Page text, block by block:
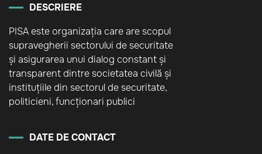
DESCRIERE
PISA este organizația care are scopul
supravegherii sectorului de securitate
și asigurarea unui dialog constant și
transparent dintre societatea civilă și
instituțiile din sectorul de securitate,
politicieni, funcționari publici
DATE DE CONTACT